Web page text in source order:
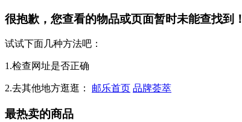
很抱歉，您查看的物品或页面暂时未能查找到！
试试下面几种方法吧：
1.检查网址是否正确
2.去其他地方逛逛： 邮乐首页 品牌荟萃
最热卖的商品